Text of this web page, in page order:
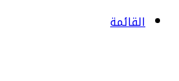
القائمة